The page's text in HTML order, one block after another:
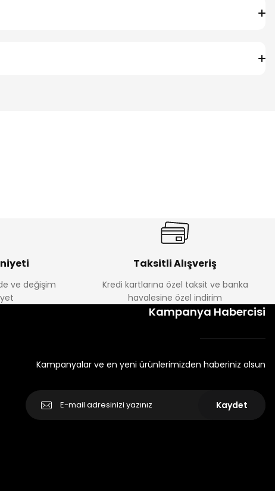
ve değişim
Taksitli Alışveriş
Kredi kartlarına özel taksit ve banka
havalesine özel indirim
Kampanya Habercisi
Kampanyalar ve en yeni ürünlerimizden haberiniz olsun
Kaydet